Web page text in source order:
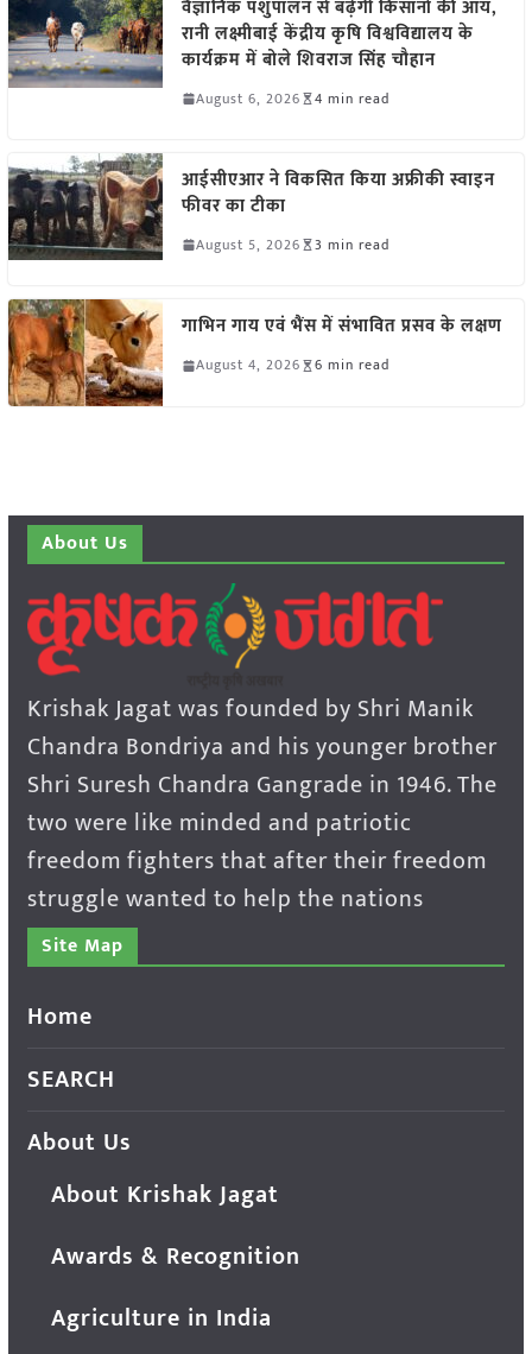
वैज्ञानिक पशुपालन से बढ़ेगी किसानों की आय,
रानी लक्ष्मीबाई केंद्रीय कृषि विश्वविद्यालय के
कार्यक्रम में बोले शिवराज सिंह चौहान
August 6, 2026 4 min read
आईसीएआर ने विकसित किया अफ्रीकी स्वाइन
फीवर का टीका
August 5, 2026 3 min read
गाभिन गाय एवं भैंस में संभावित प्रसव के लक्षण
August 4, 2026 6 min read
About Us
Krishak Jagat was founded by Shri Manik
Chandra Bondriya and his younger brother
Shri Suresh Chandra Gangrade in 1946. The
two were like minded and patriotic
freedom fighters that after their freedom
struggle wanted to help the nations
Site Map
Home
SEARCH
About Us
About Krishak Jagat
Awards & Recognition
Agriculture in India